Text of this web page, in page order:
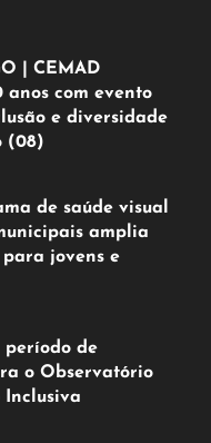
| CEMAD
anos com evento
e diversidade
(08)
de saúde visual
amplia
jovens e
período de
o Observatório
Inclusiva